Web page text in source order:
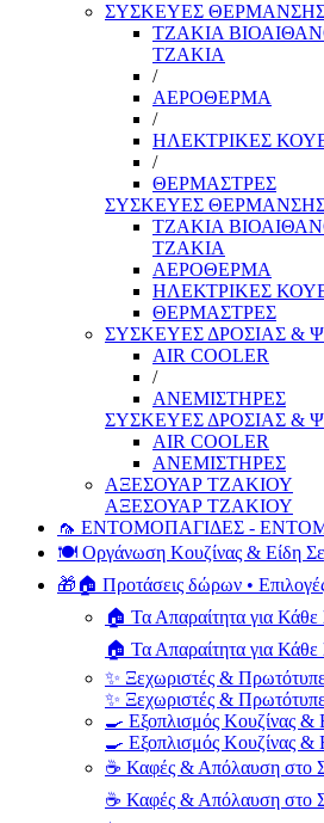
ΣΥΣΚΕΥΕΣ
ΤΖΑΚΙΑ
ΤΖΑΚΙΑ
/
ΑΕΡΟΘΕΡΜΑ
/
ΗΛΕΚΤΡΙΚΕΣ
/
ΘΕΡΜΑΣΤΡΕΣ
ΣΥΣΚΕΥΕΣ
ΤΖΑΚΙΑ
ΤΖΑΚΙΑ
ΑΕΡΟΘΕΡΜΑ
ΗΛΕΚΤΡΙΚΕΣ
ΘΕΡΜΑΣΤΡΕΣ
ΣΥΣΚΕΥΕΣ ΔΡΟΣΙΑΣ &
AIR COOLER
/
ΑΝΕΜΙΣΤΗΡΕΣ
ΣΥΣΚΕΥΕΣ ΔΡΟΣΙΑΣ &
AIR COOLER
ΑΝΕΜΙΣΤΗΡΕΣ
ΑΞΕΣΟΥΑΡ ΤΖΑΚΙΟΥ
ΑΞΕΣΟΥΑΡ ΤΖΑΚΙΟΥ
🦟 ΕΝΤΟΜΟΠΑΓΙΔΕΣ -
🍽️ Οργάνωση Κουζίνας & Είδη
🎁🏠 Προτάσεις δώρων • Επιλογές
🏠 Τα Απαραίτητα για Κάθε
🏠 Τα Απαραίτητα για Κάθε
✨ Ξεχωριστές &
✨ Ξεχωριστές &
🍳 Εξοπλισμός Κουζίνας &
🍳 Εξοπλισμός Κουζίνας &
☕ Καφές & Απόλαυση στο
☕ Καφές & Απόλαυση στο